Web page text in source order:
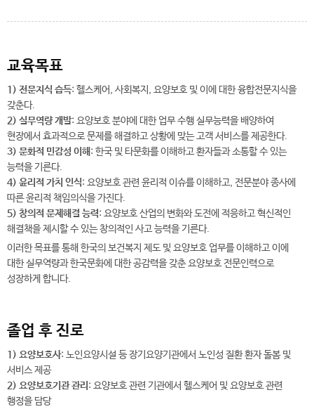
교육목표
1) 전문지식 습득: 헬스케어, 사회복지, 요양보호 및 이에 대한 융합전문지식을
갖춘다.
2) 실무역량 개발: 요양보호 분야에 대한 업무 수행 실무능력을 배양하여
현장에서 효과적으로 문제를 해결하고 상황에 맞는 고객 서비스를 제공한다.
3) 문화적 민감성 이해: 한국 및 타문화를 이해하고 환자들과 소통할 수 있는
능력을 기른다.
4) 윤리적 가치 인식: 요양보호 관련 윤리적 이슈를 이해하고, 전문분야 종사에
따른 윤리적 책임의식을 가진다.
5) 창의적 문제해결 능력: 요양보호 산업의 변화와 도전에 적응하고 혁신적인
해결책을 제시할 수 있는 창의적인 사고 능력을 기른다.
이러한 목표를 통해 한국의 보건복지 제도 및 요양보호 업무를 이해하고 이에
대한 실무역량과 한국문화에 대한 공감력을 갖춘 요양보호 전문인력으로
성장하게 합니다.
졸업 후 진로
1) 요양보호사: 노인요양시설 등 장기요양기관에서 노인성 질환 환자 돌봄 및
서비스 제공
2) 요양보호기관 관리 : 요양보호 관련 기관에서 헬스케어 및 요양보호 관련
행정을 담당